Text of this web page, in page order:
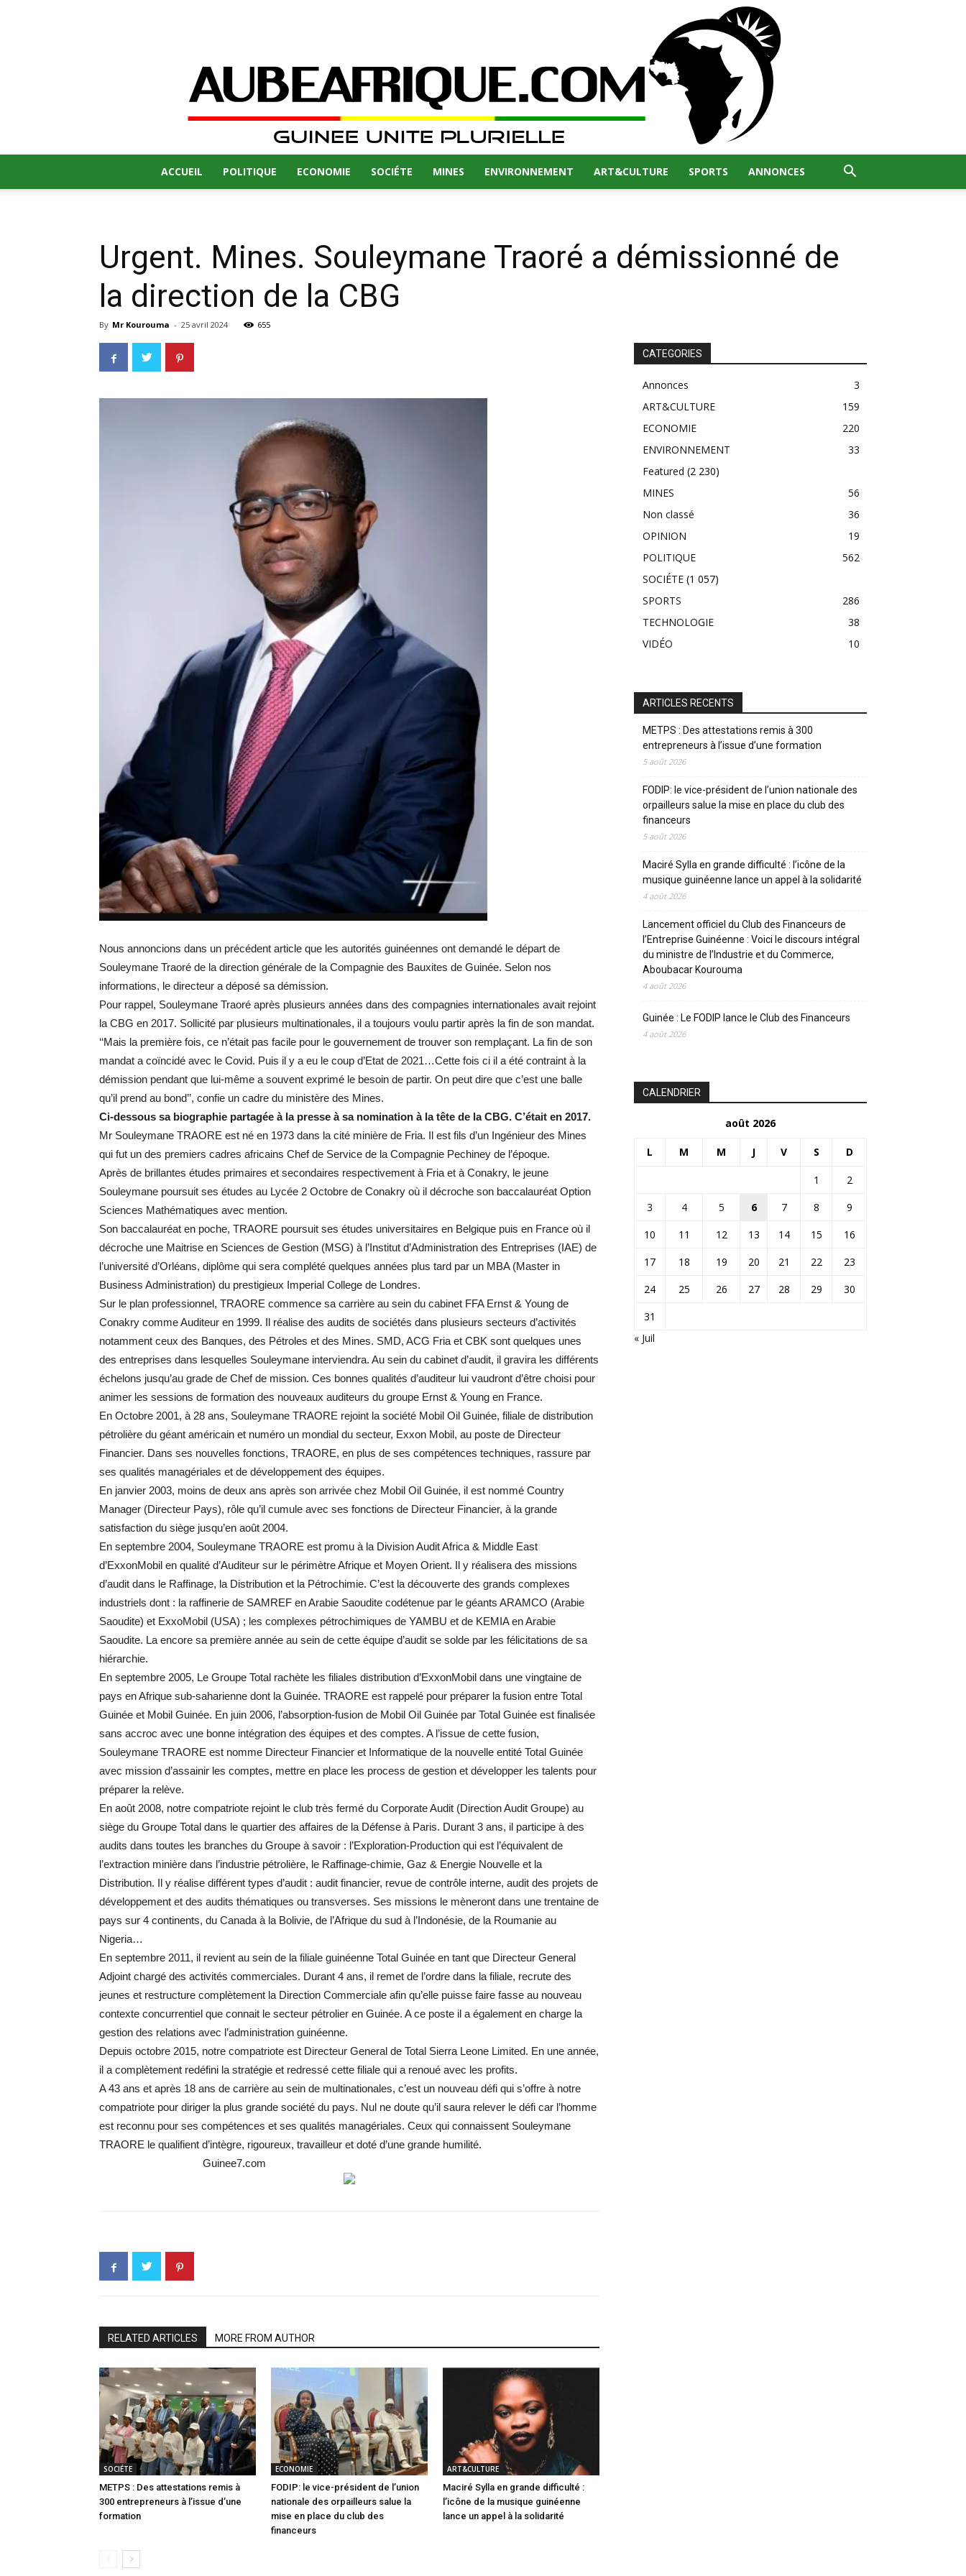
ACCUEIL POLITIQUE ECONOMIE SOCIÉTE MINES ENVIRONNEMENT ART&CULTURE SPORTS ANNONCES
Urgent. Mines. Souleymane Traoré a démissionné de
la direction de la CBG
By Mr Kourouma - 25 avril 2024 655
Nous annoncions dans un précédent article que les autorités guinéennes ont demandé le départ de
Souleymane Traoré de la direction générale de la Compagnie des Bauxites de Guinée. Selon nos
informations, le directeur a déposé sa démission.
Pour rappel, Souleymane Traoré après plusieurs années dans des compagnies internationales avait rejoint
la CBG en 2017. Sollicité par plusieurs multinationales, il a toujours voulu partir après la fin de son mandat.
‘‘Mais la première fois, ce n’était pas facile pour le gouvernement de trouver son remplaçant. La fin de son
mandat a coïncidé avec le Covid. Puis il y a eu le coup d’Etat de 2021…Cette fois ci il a été contraint à la
démission pendant que lui-même a souvent exprimé le besoin de partir. On peut dire que c’est une balle
qu’il prend au bond’’, confie un cadre du ministère des Mines.
Ci-dessous sa biographie partagée à la presse à sa nomination à la tête de la CBG. C’était en 2017.
Mr Souleymane TRAORE est né en 1973 dans la cité minière de Fria. Il est fils d’un Ingénieur des Mines
qui fut un des premiers cadres africains Chef de Service de la Compagnie Pechiney de l’époque.
Après de brillantes études primaires et secondaires respectivement à Fria et à Conakry, le jeune
Souleymane poursuit ses études au Lycée 2 Octobre de Conakry où il décroche son baccalauréat Option
Sciences Mathématiques avec mention.
Son baccalauréat en poche, TRAORE poursuit ses études universitaires en Belgique puis en France où il
décroche une Maitrise en Sciences de Gestion (MSG) à l’Institut d’Administration des Entreprises (IAE) de
l’université d’Orléans, diplôme qui sera complété quelques années plus tard par un MBA (Master in
Business Administration) du prestigieux Imperial College de Londres.
Sur le plan professionnel, TRAORE commence sa carrière au sein du cabinet FFA Ernst & Young de
Conakry comme Auditeur en 1999. Il réalise des audits de sociétés dans plusieurs secteurs d’activités
notamment ceux des Banques, des Pétroles et des Mines. SMD, ACG Fria et CBK sont quelques unes
des entreprises dans lesquelles Souleymane interviendra. Au sein du cabinet d’audit, il gravira les différents
échelons jusqu’au grade de Chef de mission. Ces bonnes qualités d’auditeur lui vaudront d’être choisi pour
animer les sessions de formation des nouveaux auditeurs du groupe Ernst & Young en France.
En Octobre 2001, à 28 ans, Souleymane TRAORE rejoint la société Mobil Oil Guinée, filiale de distribution
pétrolière du géant américain et numéro un mondial du secteur, Exxon Mobil, au poste de Directeur
Financier. Dans ses nouvelles fonctions, TRAORE, en plus de ses compétences techniques, rassure par
ses qualités managériales et de développement des équipes.
En janvier 2003, moins de deux ans après son arrivée chez Mobil Oil Guinée, il est nommé Country
Manager (Directeur Pays), rôle qu’il cumule avec ses fonctions de Directeur Financier, à la grande
satisfaction du siège jusqu’en août 2004.
En septembre 2004, Souleymane TRAORE est promu à la Division Audit Africa & Middle East
d’ExxonMobil en qualité d’Auditeur sur le périmètre Afrique et Moyen Orient. Il y réalisera des missions
d’audit dans le Raffinage, la Distribution et la Pétrochimie. C’est la découverte des grands complexes
industriels dont : la raffinerie de SAMREF en Arabie Saoudite codétenue par le géants ARAMCO (Arabie
Saoudite) et ExxoMobil (USA) ; les complexes pétrochimiques de YAMBU et de KEMIA en Arabie
Saoudite. La encore sa première année au sein de cette équipe d’audit se solde par les félicitations de sa
hiérarchie.
En septembre 2005, Le Groupe Total rachète les filiales distribution d’ExxonMobil dans une vingtaine de
pays en Afrique sub-saharienne dont la Guinée. TRAORE est rappelé pour préparer la fusion entre Total
Guinée et Mobil Guinée. En juin 2006, l’absorption-fusion de Mobil Oil Guinée par Total Guinée est finalisée
sans accroc avec une bonne intégration des équipes et des comptes. A l’issue de cette fusion,
Souleymane TRAORE est nomme Directeur Financier et Informatique de la nouvelle entité Total Guinée
avec mission d’assainir les comptes, mettre en place les process de gestion et développer les talents pour
préparer la relève.
En août 2008, notre compatriote rejoint le club très fermé du Corporate Audit (Direction Audit Groupe) au
siège du Groupe Total dans le quartier des affaires de la Défense à Paris. Durant 3 ans, il participe à des
audits dans toutes les branches du Groupe à savoir : l’Exploration-Production qui est l’équivalent de
l’extraction minière dans l’industrie pétrolière, le Raffinage-chimie, Gaz & Energie Nouvelle et la
Distribution. Il y réalise différent types d’audit : audit financier, revue de contrôle interne, audit des projets de
développement et des audits thématiques ou transverses. Ses missions le mèneront dans une trentaine de
pays sur 4 continents, du Canada à la Bolivie, de l’Afrique du sud à l’Indonésie, de la Roumanie au
Nigeria…
En septembre 2011, il revient au sein de la filiale guinéenne Total Guinée en tant que Directeur General
Adjoint chargé des activités commerciales. Durant 4 ans, il remet de l’ordre dans la filiale, recrute des
jeunes et restructure complètement la Direction Commerciale afin qu’elle puisse faire fasse au nouveau
contexte concurrentiel que connait le secteur pétrolier en Guinée. A ce poste il a également en charge la
gestion des relations avec l’administration guinéenne.
Depuis octobre 2015, notre compatriote est Directeur General de Total Sierra Leone Limited. En une année,
il a complètement redéfini la stratégie et redressé cette filiale qui a renoué avec les profits.
A 43 ans et après 18 ans de carrière au sein de multinationales, c’est un nouveau défi qui s’offre à notre
compatriote pour diriger la plus grande société du pays. Nul ne doute qu’il saura relever le défi car l’homme
est reconnu pour ses compétences et ses qualités managériales. Ceux qui connaissent Souleymane
TRAORE le qualifient d’intègre, rigoureux, travailleur et doté d’une grande humilité.
Guinee7.com
RELATED ARTICLES MORE FROM AUTHOR
SOCIÉTE
METPS : Des attestations remis à
300 entrepreneurs à l’issue d’une
formation
ECONOMIE
FODIP: le vice-président de l’union
nationale des orpailleurs salue la
mise en place du club des
financeurs
ART&CULTURE
Maciré Sylla en grande difficulté :
l’icône de la musique guinéenne
lance un appel à la solidarité
CATEGORIES
Annonces
3
ART&CULTURE
159
ECONOMIE
220
ENVIRONNEMENT
33
Featured (2 230)
MINES
56
Non classé
36
OPINION
19
POLITIQUE
562
SOCIÉTE (1 057)
SPORTS
286
TECHNOLOGIE
38
VIDÉO
10
ARTICLES RECENTS
METPS : Des attestations remis à 300
entrepreneurs à l’issue d’une formation
5 août 2026
FODIP: le vice-président de l’union nationale des
orpailleurs salue la mise en place du club des
financeurs
5 août 2026
Maciré Sylla en grande difficulté : l’icône de la
musique guinéenne lance un appel à la solidarité
4 août 2026
Lancement officiel du Club des Financeurs de
l’Entreprise Guinéenne : Voici le discours intégral
du ministre de l’Industrie et du Commerce,
Aboubacar Kourouma
4 août 2026
Guinée : Le FODIP lance le Club des Financeurs
4 août 2026
CALENDRIER
août 2026
L M M J V S D
1
2
3
4 5 6 7 8
9
10
11 12 13 14 15
16
17
18 19 20 21 22
23
24
25 26 27 28 29
30
31
« Juil